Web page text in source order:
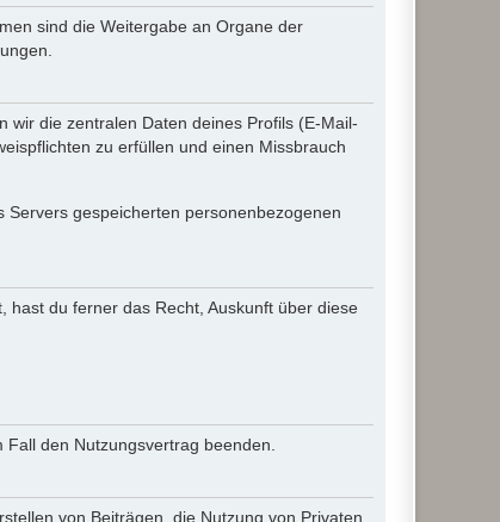
sind die Weitergabe an Organe der
wir die zentralen Daten deines Profils (E-Mail-
zu erfüllen und einen Missbrauch
gespeicherten personenbezogenen
hast du ferner das Recht, Auskunft über diese
den Nutzungsvertrag beenden.
von Beiträgen, die Nutzung von Privaten